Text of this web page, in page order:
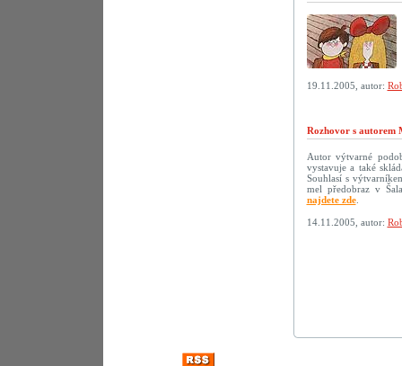
19.11.2005, autor:
Rozhovor s autorem
Autor výtvarné
vystavuje a také
Souhlasí s
mel předobraz v
najdete zde.
14.11.2005, autor: